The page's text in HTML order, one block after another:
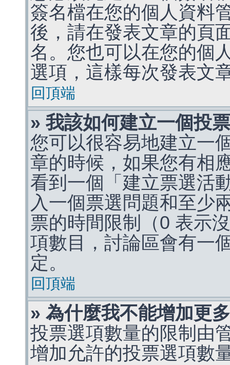
簽名檔在您的個人資料
後，請在發表文章的頁
名。您也可以在您的個
選項，這樣每次發表文
回頂端
» 我該如何建立一個投
您可以很容易地建立一
章的時候，如果您有相
看到一個「建立票選活
入一個票選問題和至少
票的時間限制（0 表示
項數目，討論區會有一
定。
回頂端
» 為什麼我不能增加更
投票選項數量的限制由
增加允許的投票選項數